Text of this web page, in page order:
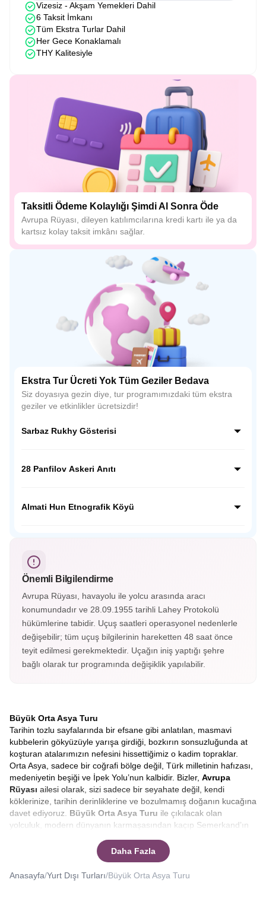
Vizesiz - Akşam Yemekleri Dahil
6 Taksit İmkanı
Tüm Ekstra Turlar Dahil
Her Gece Konaklamalı
THY Kalitesiyle
Taksitli Ödeme Kolaylığı Şimdi Al Sonra Öde
Avrupa Rüyası, dileyen katılımcılarına kredi kartı ile ya da
kartsız kolay taksit imkânı sağlar.
Ekstra Tur Ücreti Yok Tüm Geziler Bedava
Siz doyasıya gezin diye, tur programımızdaki tüm ekstra
geziler ve etkinlikler ücretsizdir!
Sarbaz Rukhy Gösterisi
ulusal ruhunu yansıtan etkileyici bir gösteridir. Askeri tören
28 Panfilov Askeri Anıtı
alır. II. Dünya Savaşı’nda Moskova savunmasında
Almati Hun Etnografik Köyü
sanatları gösterileri ve halk danslarıyla Orta Asya tarihine
yolculuk sunar.
Önemli Bilgilendirme
Avrupa Rüyası, havayolu ile yolcu arasında aracı
konumundadır ve 28.09.1955 tarihli Lahey Protokolü
hükümlerine tabidir. Uçuş saatleri operasyonel nedenlerle
değişebilir; tüm uçuş bilgilerinin hareketten 48 saat önce
teyit edilmesi gerekmektedir. Uçağın iniş yaptığı şehre
bağlı olarak tur programında değişiklik yapılabilir.
Büyük Orta Asya Turu
Tarihin tozlu sayfalarında bir efsane gibi anlatılan, masmavi
kubbelerin gökyüzüyle yarışa girdiği, bozkırın sonsuzluğunda at
koşturan atalarımızın nefesini hissettiğimiz o kadim topraklar.
Orta Asya, sadece bir coğrafi bölge değil, Türk milletinin hafızası,
medeniyetin beşiği ve İpek Yolu’nun kalbidir. Bizler, Avrupa
Rüyası ailesi olarak, sizi sadece bir seyahate değil, kendi
köklerinize, tarihin derinliklerine ve bozulmamış doğanın kucağına
davet ediyoruz. Büyük Orta Asya Turu ile çıkılacak olan
yolculuk, modern dünyanın karmaşasından kaçıp Semerkand’ın
bulacağınız eşsiz bir serüven. Hayalinizdeki o mistik atmosferi
gerçeğe dönüştürmek için hazırladığımızKırgızistan,
Kazakistan, Özbekistanrotasının, her adımda farklı bir hikâye,
Daha Fazla
Anasayfa/Yurt Dışı Turları/Büyük Orta Asya Turu